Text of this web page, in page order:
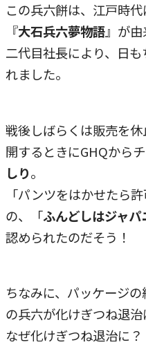
この兵六餅は、江戸時
『大石兵六夢物語』が由
二代目社長により、日も
れました。
戦後しばらくは販売を
開するときにGHQから
しり。
「パンツをはかせたら
の、「ふんどしはジャ
認められたのだそう！
ちなみに、パッケージ
の兵六が化けぎつね退治
なぜ化けぎつね退治に